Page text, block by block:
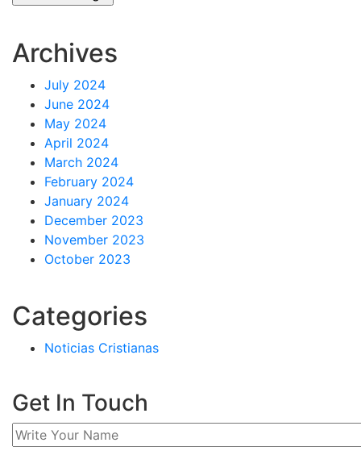
Archives
July 2024
June 2024
May 2024
April 2024
March 2024
February 2024
January 2024
December 2023
November 2023
October 2023
Categories
Noticias Cristianas
Get In Touch